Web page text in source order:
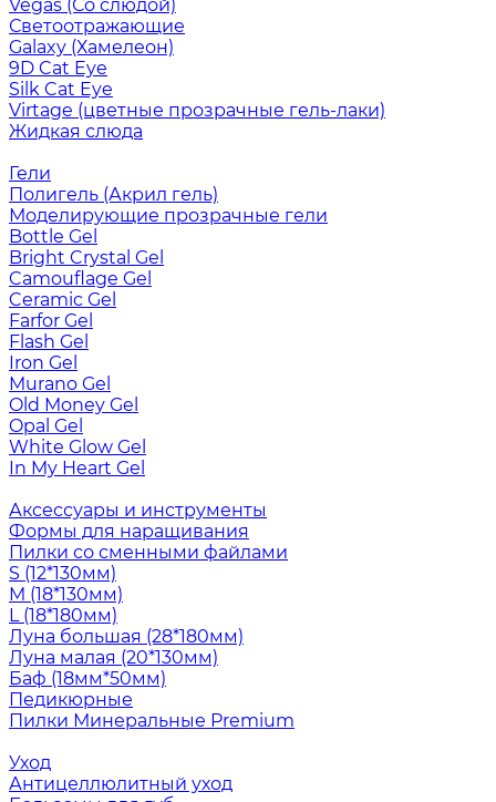
Vegas (Со слюдой)
Светоотражающие
Galaxy (Хамелеон)
9D Cat Eye
Silk Cat Eye
Virtage (цветные прозрачные гель-лаки)
Жидкая слюда
Гели
Полигель (Акрил гель)
Моделирующие прозрачные гели
Bottle Gel
Bright Crystal Gel
Camouflage Gel
Ceramic Gel
Farfor Gel
Flash Gel
Iron Gel
Murano Gel
Old Money Gel
Opal Gel
White Glow Gel
In My Heart Gel
Аксессуары и инструменты
Формы для наращивания
Пилки со сменными файлами
S (12*130мм)
M (18*130мм)
L (18*180мм)
Луна большая (28*180мм)
Луна малая (20*130мм)
Баф (18мм*50мм)
Педикюрные
Пилки Минеральные Premium
Уход
Антицеллюлитный уход